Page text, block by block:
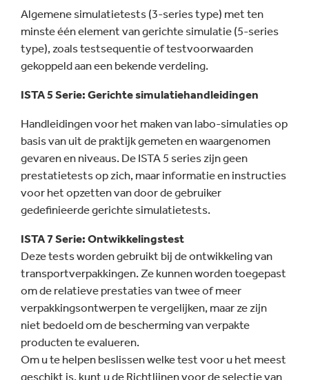
Algemene simulatietests (3-series type) met ten
minste één element van gerichte simulatie (5-series
type), zoals testsequentie of testvoorwaarden
gekoppeld aan een bekende verdeling.
ISTA 5 Serie: Gerichte simulatiehandleidingen
Handleidingen voor het maken van labo-simulaties op
basis van uit de praktijk gemeten en waargenomen
gevaren en niveaus. De ISTA 5 series zijn geen
prestatietests op zich, maar informatie en instructies
voor het opzetten van door de gebruiker
gedefinieerde gerichte simulatietests.
ISTA 7 Serie: Ontwikkelingstest
Deze tests worden gebruikt bij de ontwikkeling van
transportverpakkingen. Ze kunnen worden toegepast
om de relatieve prestaties van twee of meer
verpakkingsontwerpen te vergelijken, maar ze zijn
niet bedoeld om de bescherming van verpakte
producten te evalueren.
Om u te helpen beslissen welke test voor u het meest
geschikt is, kunt u de Richtlijnen voor de selectie van